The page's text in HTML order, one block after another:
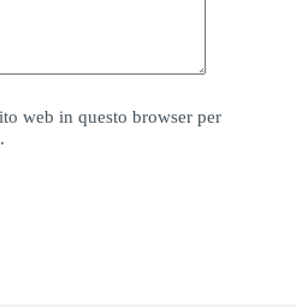
web in questo browser per